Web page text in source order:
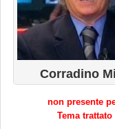
Corradino
non presente
Tema